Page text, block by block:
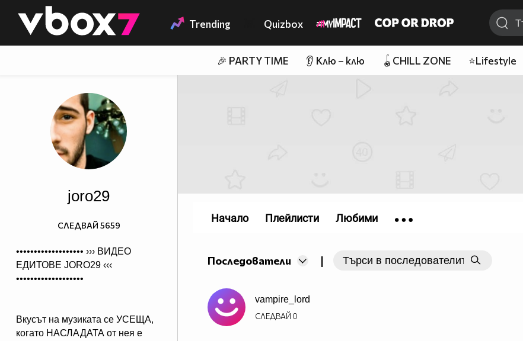
👾 Trending Quizbox
🎉 PARTY TIME 👂 Клю – клю 🪀CHILL ZONE ⭐Lifestyle
joro29
••••••••••••••••••• ››› ВИДЕО
ЕДИТОВЕ JORO29 ‹‹‹
•••••••••••••••••••
Вкусът на музиката се УСЕЩА,
когато НАСЛАДАТА от нея е
СЛЕДВАЙ 5659
Последователи |
vampire_lord
СЛЕДВАЙ 0
Начало Плейлисти Любими